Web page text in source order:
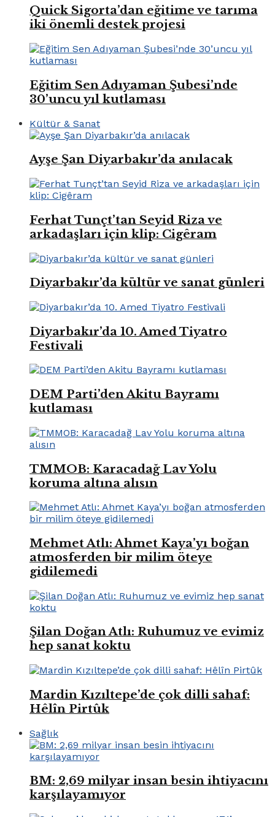
Quick Sigorta’dan eğitime ve tarıma
iki önemli destek projesi
Eğitim Sen Adıyaman Şubesi’nde
30’uncu yıl kutlaması
Kültür & Sanat
Ayşe Şan Diyarbakır’da anılacak
Ferhat Tunçt’tan Seyid Riza ve
arkadaşları için klip: Cigêram
Diyarbakır’da kültür ve sanat günleri
Diyarbakır’da 10. Amed Tiyatro
Festivali
DEM Parti’den Akitu Bayramı
kutlaması
TMMOB: Karacadağ Lav Yolu
koruma altına alısın
Mehmet Atlı: Ahmet Kaya’yı boğan
atmosferden bir milim öteye
gidilemedi
Şilan Doğan Atlı: Ruhumuz ve evimiz
hep sanat koktu
Mardin Kızıltepe’de çok dilli sahaf:
Hêlîn Pirtûk
Sağlık
BM: 2,69 milyar insan besin ihtiyacını
karşılayamıyor